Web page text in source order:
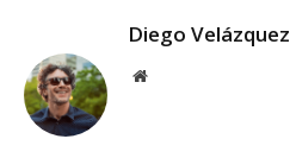
Diego Velázquez
Website